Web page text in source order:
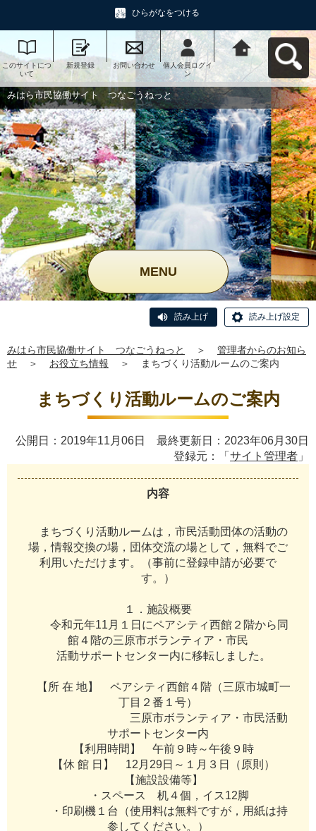
ひらがなをつける
このサイトにつ
いて
新規登録 お問い合わせ
個人会員ログイ
ン
みはら市民協働
サイト つなご
うねっとへ戻る
みはら市民協働サイト つなごうねっと
MENU
読み上げ 読み上げ設定
みはら市民協働サイト つなごうねっと ＞
管理者からのお知ら
せ
＞ お役立ち情報 ＞ まちづくり活動ルームのご案内
まちづくり活動ルームのご案内
公開日：2019年11月06日 最終更新日：2023年06月30日
登録元：「 サイト管理者 」
内容
ま ちづく り 活動ルー ムは ， 市民活動団体の活動の
場 ，情報交換の場 ， 団体交流の場と して ， 無料でご
利 用 いただけ ま す。 （事前に登録申請が必要で
す。 ）
１ ． 施設概要
令和元年11 月 １ 日 にペアシテ ィ西館 ２ 階から 同
館４ 階の三原市ボラ ンテ ィ ア ・ 市民
活動サポー ト センター内に移転し ま した 。
【 所 在 地】 ペアシテ ィ西館４ 階 （三原市城町一
丁目 ２ 番 １ 号）
三原市ボラ ンテ ィ ア ・ 市民活動
サポー ト センター内
【利 用 時間 】 午前 ９ 時～午後 ９ 時
【休 館 日 】 12 月 29日 ～ １ 月 ３ 日 （ 原則 ）
【施設設備等】
・ スペース 机４個 ， イ ス12脚
・ 印刷機 １ 台 （使用料は無料ですが ， 用紙は持
参 して く ださ い。
）